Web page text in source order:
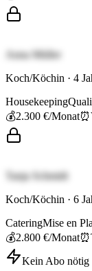
Anna Müller
Koch/Köchin · 4
Housekeeping
💰2.300 €/Monat⏰
Tanja Schmidt
Koch/Köchin · 6
CateringMise en
💰2.800 €/Monat⏰
Kein Abo nötig